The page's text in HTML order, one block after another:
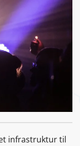
infrastruktur til